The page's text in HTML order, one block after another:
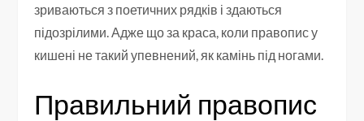
зриваються з поетичних рядків і здаються
підозрілими. Адже що за краса, коли правопис у
кишені не такий упевнений, як камінь під ногами.
Правильний правопис